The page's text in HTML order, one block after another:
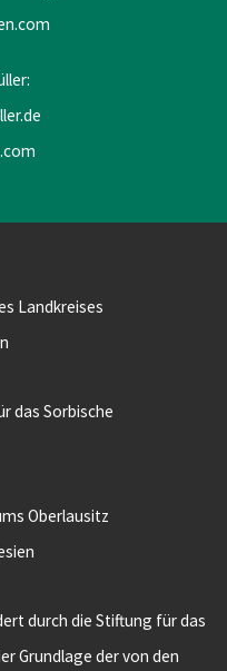
durch die Stiftung für das
Grundlage der von den